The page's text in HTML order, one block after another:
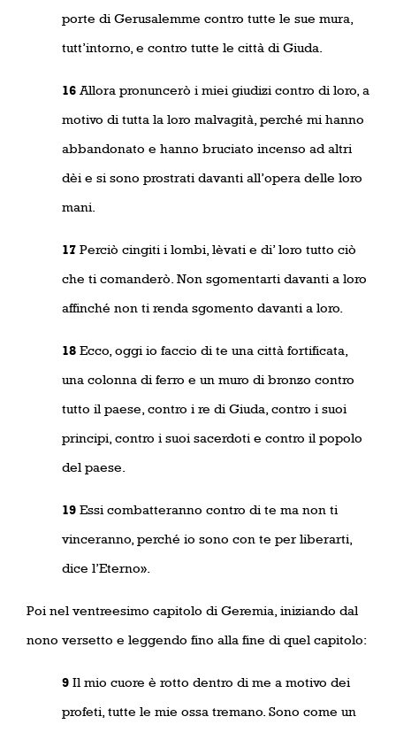
porte di Gerusalemme contro tutte le sue mura,
tutt’intorno, e contro tutte le città di Giuda.
16 Allora pronuncerò i miei giudizi contro di loro, a
motivo di tutta la loro malvagità, perché mi hanno
abbandonato e hanno bruciato incenso ad altri
dèi e si sono prostrati davanti all’opera delle loro
mani.
17 Perciò cingiti i lombi, lèvati e di’ loro tutto ciò
che ti comanderò. Non sgomentarti davanti a loro
affinché non ti renda sgomento davanti a loro.
18 Ecco, oggi io faccio di te una città fortificata,
una colonna di ferro e un muro di bronzo contro
tutto il paese, contro i re di Giuda, contro i suoi
principi, contro i suoi sacerdoti e contro il popolo
del paese.
19 Essi combatteranno contro di te ma non ti
vinceranno, perché io sono con te per liberarti,
dice l’Eterno».
Poi nel ventreesimo capitolo di Geremia, iniziando dal
nono versetto e leggendo fino alla fine di quel capitolo:
9 Il mio cuore è rotto dentro di me a motivo dei
profeti, tutte le mie ossa tremano. Sono come un